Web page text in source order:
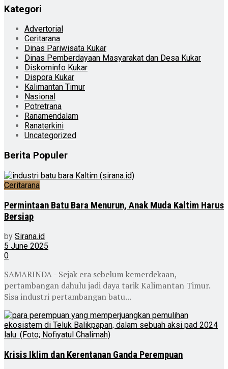
Kategori
Advertorial
Ceritarana
Dinas Pariwisata Kukar
Dinas Pemberdayaan Masyarakat dan Desa Kukar
Diskominfo Kukar
Dispora Kukar
Kalimantan Timur
Nasional
Potretrana
Ranamendalam
Ranaterkini
Uncategorized
Berita Populer
Ceritarana
Permintaan Batu Bara Menurun, Anak Muda Kaltim Harus
Bersiap
by Sirana.id
5 June 2025
0
SAMARINDA - Sejak era sebelum kemerdekaan,
pertambangan dahulu jadi daya tarik Kalimantan Timur.
Sisa industri pertambangan batu...
Krisis Iklim dan Kerentanan Ganda Perempuan